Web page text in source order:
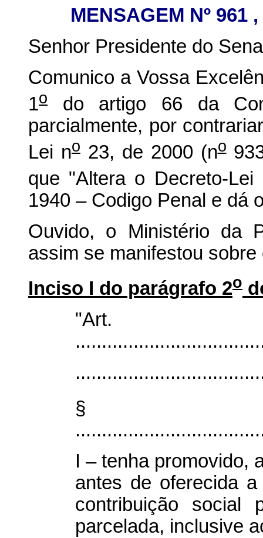
MENSAGEM Nº 961
Senhor Presidente do
Comunico a Vossa
1o
do artigo 66 da
parcialmente, por
Lei no23, de 2000 (no
que "Altera o Decreto-Lei
1940 – Codigo Penal e dá
Ouvido, o Ministério da
assim se manifestou
Inciso I do parágrafo 2o
"Art.
§
I – tenha promovido,
antes de oferecida
contribuição social
parcelada, inclusive